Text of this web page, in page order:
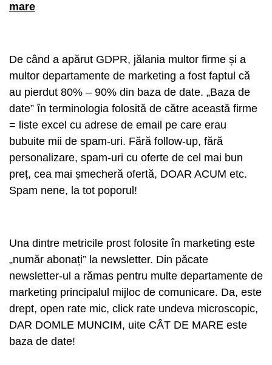
mare
De când a apărut GDPR, jălania multor firme și a
multor departamente de marketing a fost faptul că
au pierdut 80% – 90% din baza de date. „Baza de
date” în terminologia folosită de către această firme
= liste excel cu adrese de email pe care erau
bubuite mii de spam-uri. Fără follow-up, fără
personalizare, spam-uri cu oferte de cel mai bun
preț, cea mai șmecheră ofertă, DOAR ACUM etc.
Spam nene, la tot poporul!
Una dintre metricile prost folosite în marketing este
„număr abonați” la newsletter. Din păcate
newsletter-ul a rămas pentru multe departamente de
marketing principalul mijloc de comunicare. Da, este
drept, open rate mic, click rate undeva microscopic,
DAR DOMLE MUNCIM, uite CÂT DE MARE este
baza de date!